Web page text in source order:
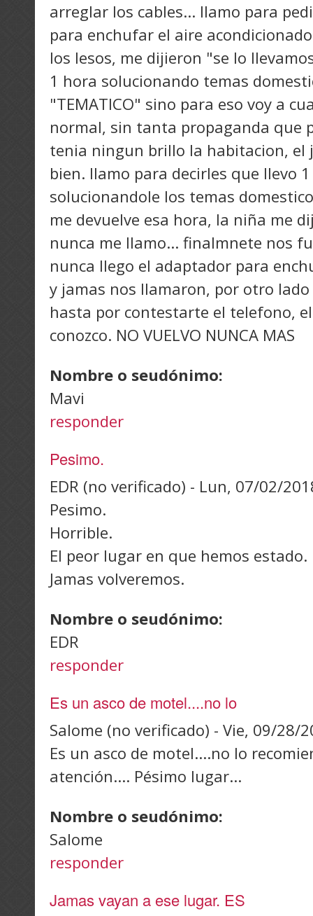
arreglar los cables... llamo para
para enchufar el aire
los lesos, me dijieron "se lo
1 hora solucionando temas
"TEMATICO" sino para eso voy a
normal, sin tanta propaganda que
tenia ningun brillo la habitacion, el
bien. llamo para decirles que llevo
solucionandole los temas
me devuelve esa hora, la niña me
nunca me llamo... finalmnete nos
nunca llego el adaptador para
y jamas nos llamaron, por otro
hasta por contestarte el telefono,
conozco. NO VUELVO NUNCA MAS
Nombre o seudónimo:
Mavi
responder
Pesimo.
EDR (no verificado) - Lun, 07/02/
Pesimo.
Horrible.
El peor lugar en que hemos estado.
Jamas volveremos.
Nombre o seudónimo:
EDR
responder
Es un asco de motel....no lo
Salome (no verificado) - Vie, 09/28/
Es un asco de motel....no lo
atención.... Pésimo lugar...
Nombre o seudónimo:
Salome
responder
Jamas vayan a ese lugar. ES